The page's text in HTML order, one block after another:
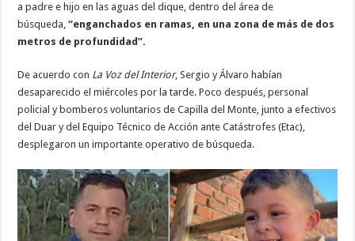
a padre e hijo en las aguas del dique, dentro del área de
búsqueda,“enganchados en ramas, en una zona de más de dos
metros de profundidad”.
De acuerdo con La Voz del Interior, Sergio y Álvaro habían
desaparecido el miércoles por la tarde. Poco después, personal
policial y bomberos voluntarios de Capilla del Monte, junto a efectivos
del Duar y del Equipo Técnico de Acción ante Catástrofes (Etac),
desplegaron un importante operativo de búsqueda.